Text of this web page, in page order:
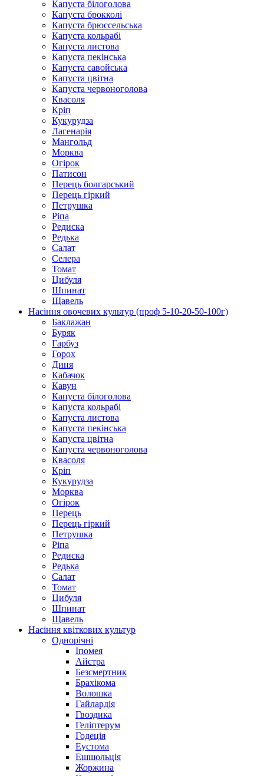
Капуста білоголова
Капуста брокколі
Капуста брюссельська
Капуста кольрабі
Капуста листова
Капуста пекінська
Капуста савойська
Капуста цвітна
Капуста червоноголова
Квасоля
Кріп
Кукурудза
Лагенарія
Мангольд
Морква
Огірок
Патисон
Перець болгарський
Перець гіркий
Петрушка
Ріпа
Редиска
Редька
Салат
Селера
Томат
Цибуля
Шпинат
Щавель
Насіння овочевих культур (проф 5-10-20-50-100г)
Баклажан
Буряк
Гарбуз
Горох
Диня
Кабачок
Кавун
Капуста білоголова
Капуста кольрабі
Капуста листова
Капуста пекінська
Капуста цвітна
Капуста червоноголова
Квасоля
Кріп
Кукурудза
Морква
Огірок
Перець
Перець гіркий
Петрушка
Ріпа
Редиска
Редька
Салат
Томат
Цибуля
Шпинат
Щавель
Насіння квіткових культур
Однорічні
Іпомея
Айстра
Безсмертник
Брахікома
Волошка
Гайлардія
Гвоздика
Геліптерум
Годеція
Еустома
Ешшольція
Жоржина